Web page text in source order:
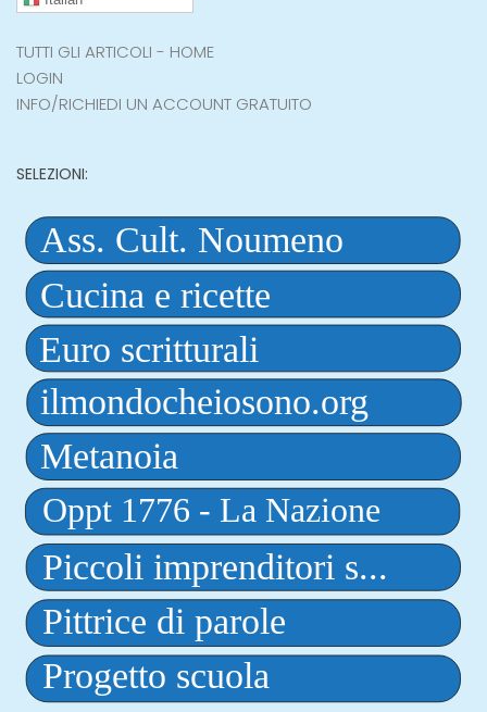
TUTTI GLI ARTICOLI - HOME
LOGIN
INFO/RICHIEDI UN ACCOUNT GRATUITO
SELEZIONI: